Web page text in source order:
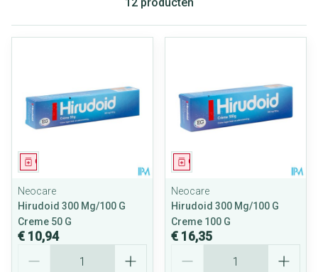
Geneesmiddel
Neocare
Hirudoid 300 Mg/100 G
Creme 50 G
€ 10,94
Geneesmiddel
Neocare
Hirudoid 300 Mg/100 G
Creme 100 G
€ 16,35